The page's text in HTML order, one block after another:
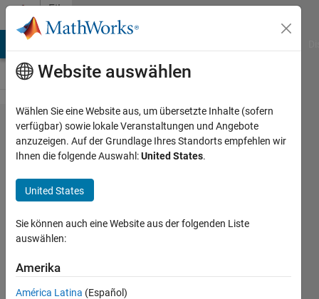
Weiter zum Inhalt
File
Exchange
Computational
Statistics
Use cross validation and Bootstrap to
Richard Willey
1,2K Downloads
1. Sep 2016
Website auswählen
Wählen Sie eine Website aus, um übersetzte Inhalte (sofern
verfügbar) sowie lokale Veranstaltungen und Angebote
anzuzeigen. Auf der Grundlage Ihres Standorts empfehlen wir
Ihnen die folgende Auswahl:United States.
United States
Sie können auch eine Website aus der folgenden Liste
auswählen:
Amerika
América Latina (Español)